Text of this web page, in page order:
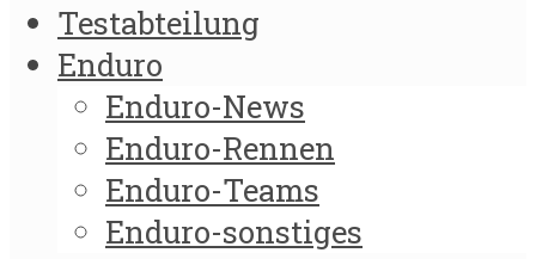
Testabteilung
Enduro
Enduro-News
Enduro-Rennen
Enduro-Teams
Enduro-sonstiges